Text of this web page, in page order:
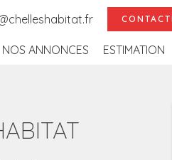
NOS ANNONCES ESTIMATION